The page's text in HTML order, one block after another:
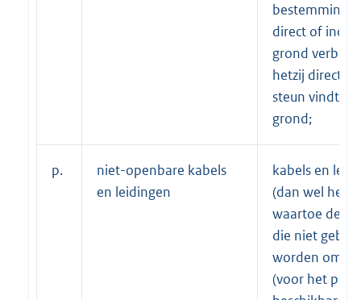
bestemming
direct of
grond
hetzij direct
steun vindt in
grond;
p.
niet-openbare kabels
en leidingen
kabels en
(dan wel het
waartoe deze
die niet
worden om
(voor het